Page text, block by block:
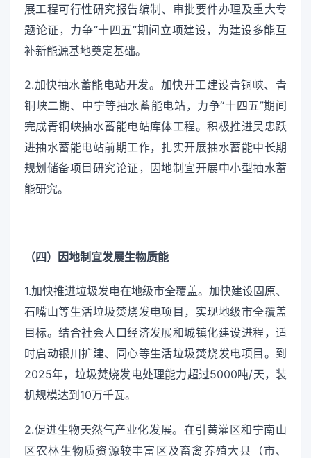
展工程可行性研究报告编制、审批要件办理及重大专
题论证，力争“十四五”期间立项建设，为建设多能互
补新能源基地奠定基础。
2.加快抽水蓄能电站开发。加快开工建设青铜峡、青
铜峡二期、中宁等抽水蓄能电站，力争“十四五”期间
完成青铜峡抽水蓄能电站库体工程。积极推进吴忠跃
进抽水蓄能电站前期工作，扎实开展抽水蓄能中长期
规划储备项目研究论证，因地制宜开展中小型抽水蓄
能研究。
（四）因地制宜发展生物质能
1.加快推进垃圾发电在地级市全覆盖。加快建设固原、
石嘴山等生活垃圾焚烧发电项目，实现地级市全覆盖
目标。结合社会人口经济发展和城镇化建设进程，适
时启动银川扩建、同心等生活垃圾焚烧发电项目。到
2025年，垃圾焚烧发电处理能力超过5000吨/天，装
机规模达到10万千瓦。
2.促进生物天然气产业化发展。在引黄灌区和宁南山
区农林生物质资源较丰富区及畜禽养殖大县（市、